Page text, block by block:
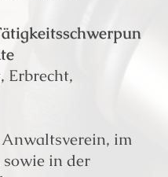
Erbrecht,
im
in der